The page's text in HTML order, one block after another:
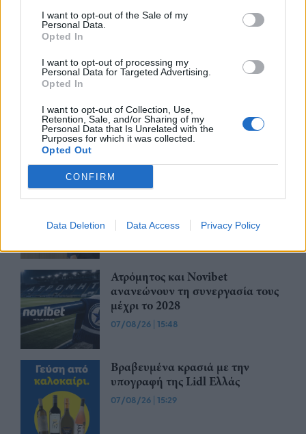
I want to opt-out of the Sale of my
Personal Data.
Opted In
I want to opt-out of processing my
Personal Data for Targeted Advertising.
Opted In
I want to opt-out of Collection, Use,
Retention, Sale, and/or Sharing of my
Personal Data that Is Unrelated with the
Purposes for which it was collected.
Opted Out
CONFIRM
Data Deletion Data Access Privacy Policy
Advertorial
Περισσότερα από το
Trade Estates: Στην κατοχή της το
50% του Sofia South Ring Mall με
07/08/26
Ατρόμητος και Novibet
ανανεώνουν τη συνεργασία τους
μέχρι το 2028
07/08/26 | 15:48
Βραβευμένα κρασιά με την
υπογραφή της Lidl Ελλάς
07/08/26 | 15:29